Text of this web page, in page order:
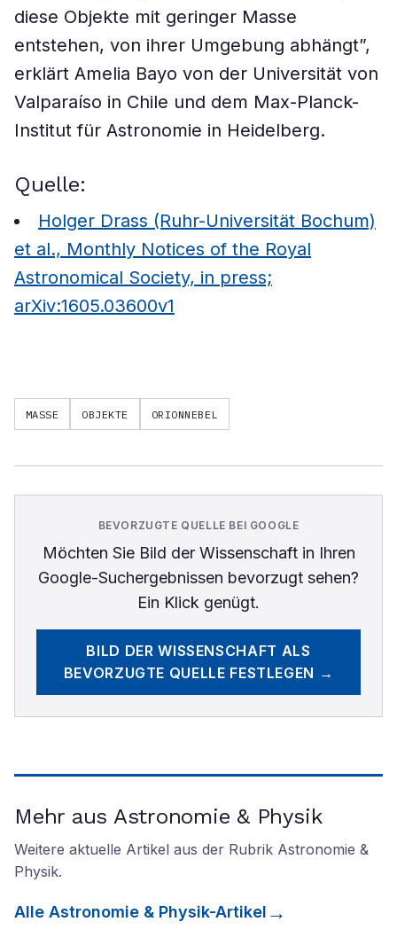
diese Objekte mit geringer Masse
entstehen, von ihrer Umgebung abhängt”,
erklärt Amelia Bayo von der Universität von
Valparaíso in Chile und dem Max-Planck-
Institut für Astronomie in Heidelberg.
Quelle:
Holger Drass (Ruhr-Universität Bochum)
et al., Monthly Notices of the Royal
Astronomical Society, in press;
arXiv:1605.03600v1
MASSE OBJEKTE ORIONNEBEL
BEVORZUGTE QUELLE BEI GOOGLE
Möchten Sie Bild der Wissenschaftin Ihren
Google-Suchergebnissen bevorzugt sehen?
Ein Klick genügt.
BILD DER WISSENSCHAFT ALS
BEVORZUGTE QUELLE FESTLEGEN →
Mehr aus Astronomie & Physik
Weitere aktuelle Artikel aus der Rubrik Astronomie &
Physik.
Alle Astronomie & Physik-Artikel